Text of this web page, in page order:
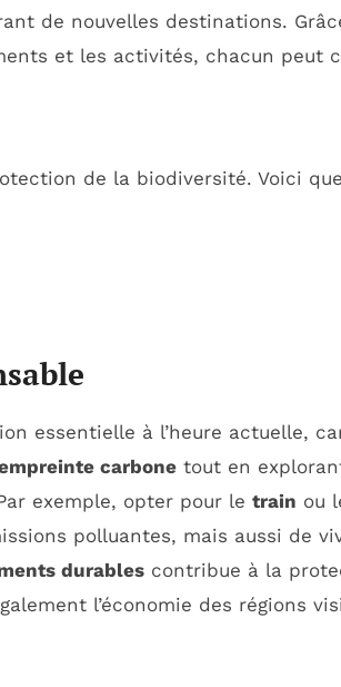
de nouvelles destinations.
et les activités, chacun peut
de la biodiversité. Voici
essentielle à l’heure actuelle,
carbone tout en
exemple, opter pour le train ou
polluantes, mais aussi de
durables contribue à la
l’économie des régions